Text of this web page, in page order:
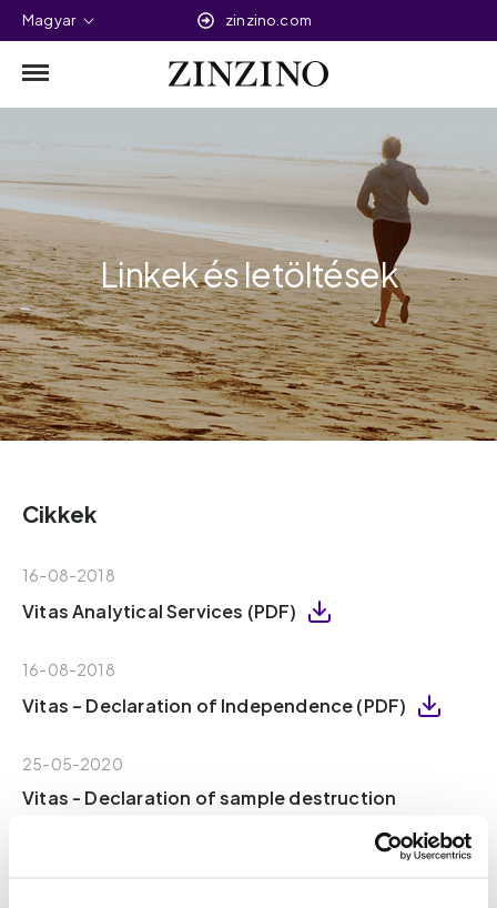
Magyar zinzino.com
Linkek és letöltések
Cikkek
16-08-2018
Vitas Analytical Services (PDF)
16-08-2018
Vitas – Declaration of Independence (PDF)
25-05-2020
Vitas - Declaration of sample destruction